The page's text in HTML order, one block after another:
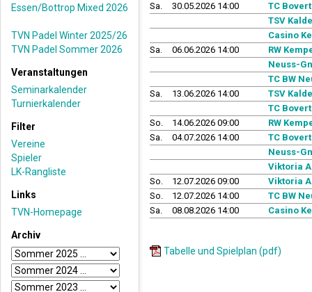
Essen/Bottrop Mixed 2026
TVN Padel Winter 2025/26
TVN Padel Sommer 2026
Veranstaltungen
Seminarkalender
Turnierkalender
Filter
Vereine
Spieler
LK-Rangliste
Links
TVN-Homepage
Archiv
Sa.
30.05.2026 14:00
TC
TSV
Casino
Sa.
06.06.2026 14:00
RW
Neuss-
TC BW
Sa.
13.06.2026 14:00
TSV
TC
So.
14.06.2026 09:00
RW
Sa.
04.07.2026 14:00
TC
Neuss-
Viktoria
So.
12.07.2026 09:00
Viktoria
So.
12.07.2026 14:00
TC BW
Sa.
08.08.2026 14:00 Casino
Tabelle und Spielplan (pdf)